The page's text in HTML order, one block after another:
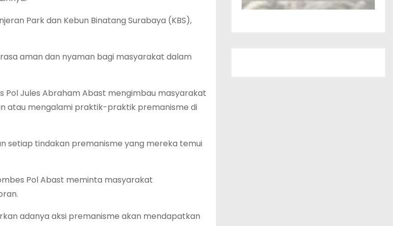
Park dan Kebun Binatang Surabaya (KBS),
aman dan nyaman bagi masyarakat dalam
Pol Jules Abraham Abast mengimbau masyarakat
atau mengalami praktik-praktik premanisme di
setiap tindakan premanisme yang mereka temui
Pol Abast meminta masyarakat
adanya aksi premanisme akan mendapatkan